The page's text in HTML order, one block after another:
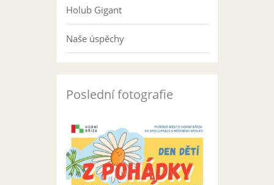
Holub Gigant
Naše úspěchy
Poslední fotografie